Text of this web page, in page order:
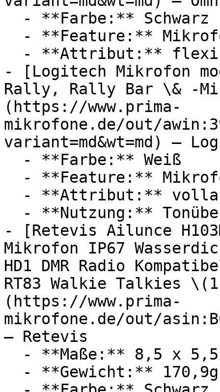
- [Logitech Mikrofon
Rally, Rally Bar \& -
(https://www.prima-
mikrofone.de/out/
variant=md&wt=md) —
- [Retevis Ailunce
Mikrofon IP67
HD1 DMR Radio
RT83 Walkie Talkies
(https://www.prima-
mikrofone.de/out/
— Retevis